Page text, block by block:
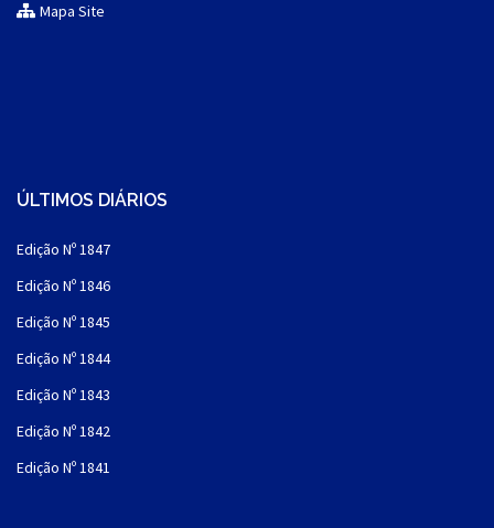
Mapa Site
ÚLTIMOS DIÁRIOS
Edição Nº 1847
Edição Nº 1846
Edição Nº 1845
Edição Nº 1844
Edição Nº 1843
Edição Nº 1842
Edição Nº 1841